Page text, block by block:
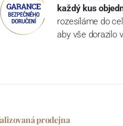
každý kus
rozesíláme do
aby vše dorazilo
prodejna